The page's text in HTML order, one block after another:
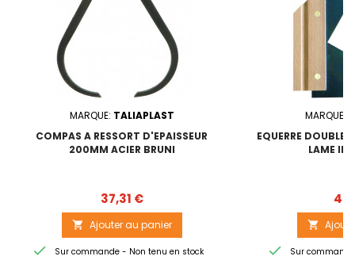
MARQUE: TALIAPLAST
COMPAS A RESSORT D'EPAISSEUR
200MM ACIER BRUNI
Prix
37,31 €
 Ajouter au panier
 Sur commande - Non tenu en stock
MARQUE:
EQUERRE
LAME

 Sur